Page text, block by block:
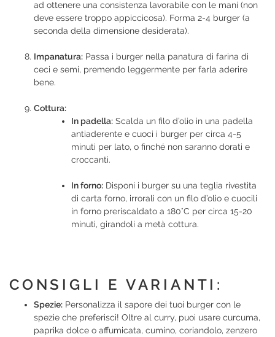
ad ottenere una consistenza lavorabile con le mani (non
deve essere troppo appiccicosa). Forma 2-4 burger (a
seconda della dimensione desiderata).
Impanatura: Passa i burger nella panatura di farina di
ceci e semi, premendo leggermente per farla aderire
bene.
Cottura:
In padella: Scalda un filo d’olio in una padella
antiaderente e cuoci i burger per circa 4-5
minuti per lato, o finché non saranno dorati e
croccanti.
In forno: Disponi i burger su una teglia rivestita
di carta forno, irrorali con un filo d’olio e cuocili
in forno preriscaldato a 180°C per circa 15-20
minuti, girandoli a metà cottura.
CONSIGLI E VARIANTI:
Spezie: Personalizza il sapore dei tuoi burger con le
spezie che preferisci! Oltre al curry, puoi usare curcuma,
paprika dolce o affumicata, cumino, coriandolo, zenzero